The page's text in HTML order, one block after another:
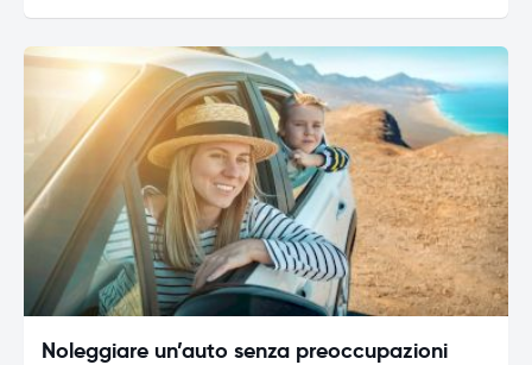
Noleggiare un’auto senza preoccupazioni